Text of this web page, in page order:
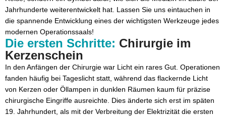
Unterschiedliche Bauarten: Flexibilität für jeden OP
OP-Leuchte Decke: Der Klassiker im OP-Saal
OP-Leuchte mobil: Flexible Lösungen für jeden
Bedarf
Operationstisch OT80.20 NOVUS
Chirurgisches Absauggerät SU60.05
Chirurgisches Absauggerät SU60.10
Jahrhunderte weiterentwickelt hat. Lassen Sie uns eintauchen in
die spannende Entwicklung eines der wichtigsten Werkzeuge jedes
modernen Operationssaals!
Die ersten Schritte: Chirurgie im
Kerzenschein
In den Anfängen der Chirurgie war Licht ein rares Gut. Operationen
fanden häufig bei Tageslicht statt, während das flackernde Licht
von Kerzen oder Öllampen in dunklen Räumen kaum für präzise
chirurgische Eingriffe ausreichte. Dies änderte sich erst im späten
19. Jahrhundert, als mit der Verbreitung der Elektrizität die ersten